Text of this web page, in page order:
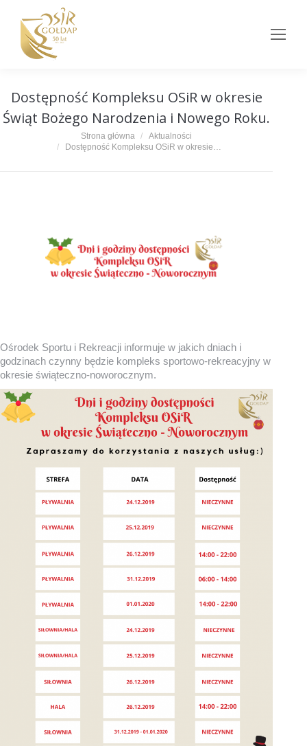
Dostępność Kompleksu OSiR w okresie
Świąt Bożego Narodzenia i Nowego Roku.
Strona główna
Aktualności
Dostępność Kompleksu OSiR w okresie…
Ośrodek Sportu i Rekreacji informuje w jakich dniach i
godzinach czynny będzie kompleks sportowo-rekreacyjny w
okresie świąteczno-noworocznym.